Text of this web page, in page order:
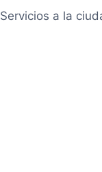
Servicios a la